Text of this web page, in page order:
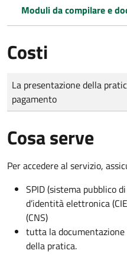
Moduli da compilare e
Costi
Tipo di pagamento
Importo
La presentazione della
pagamento
Cosa serve
Per accedere al servizio,
SPID (sistema pubblico
d’identità elettronica
(CNS)
tutta la
della pratica.